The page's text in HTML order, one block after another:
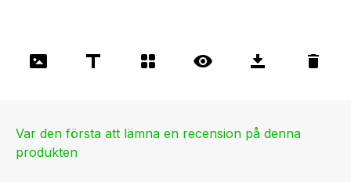
Var den första att lämna en recension på denna
produkten